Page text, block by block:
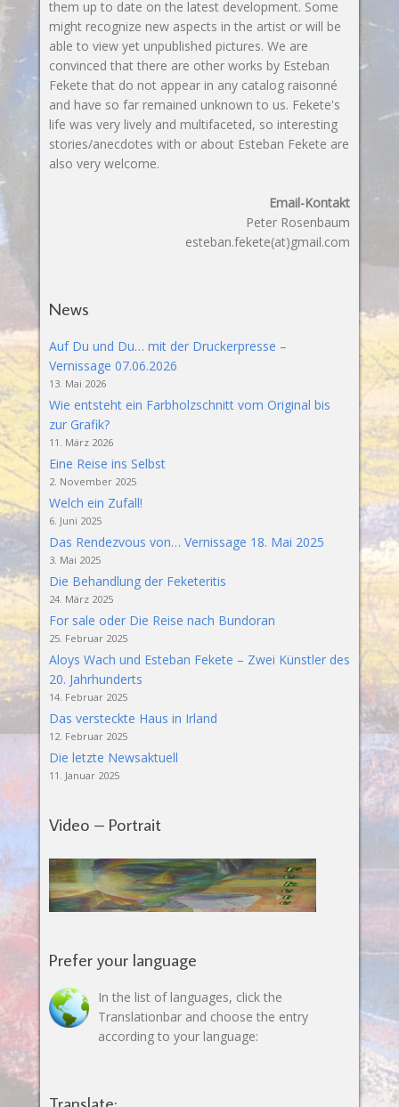
them up to date on the latest development. Some
might recognize new aspects in the artist or will be
able to view yet unpublished pictures. We are
convinced that there are other works by Esteban
Fekete that do not appear in any catalog raisonné
and have so far remained unknown to us. Fekete's
life was very lively and multifaceted, so interesting
stories/anecdotes with or about Esteban Fekete are
also very welcome.
Email-Kontakt
Peter Rosenbaum
esteban.fekete(at)gmail.com
News
Auf Du und Du… mit der Druckerpresse –
Vernissage 07.06.2026
13. Mai 2026
Wie entsteht ein Farbholzschnitt vom Original bis
zur Grafik?
11. März 2026
Eine Reise ins Selbst
2. November 2025
Welch ein Zufall!
6. Juni 2025
Das Rendezvous von… Vernissage 18. Mai 2025
3. Mai 2025
Die Behandlung der Feketeritis
24. März 2025
For sale oder Die Reise nach Bundoran
25. Februar 2025
Aloys Wach und Esteban Fekete – Zwei Künstler des
20. Jahrhunderts
14. Februar 2025
Das versteckte Haus in Irland
12. Februar 2025
Die letzte Newsaktuell
11. Januar 2025
Video – Portrait
Prefer your language
In the list of languages, click the
Translationbar and choose the entry
according to your language: